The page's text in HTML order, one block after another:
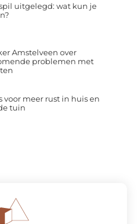
uitgelegd: wat kun je
Amstelveen over
problemen met
voor meer rust in huis en
tuin